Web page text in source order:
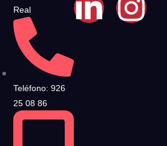
Real
Teléfono: 926
25 08 86